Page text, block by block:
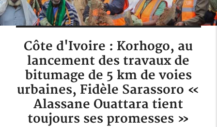
Côte d'Ivoire : Korhogo, au
lancement des travaux de
bitumage de 5 km de voies
urbaines, Fidèle Sarassoro «
Alassane Ouattara tient
toujours ses promesses »